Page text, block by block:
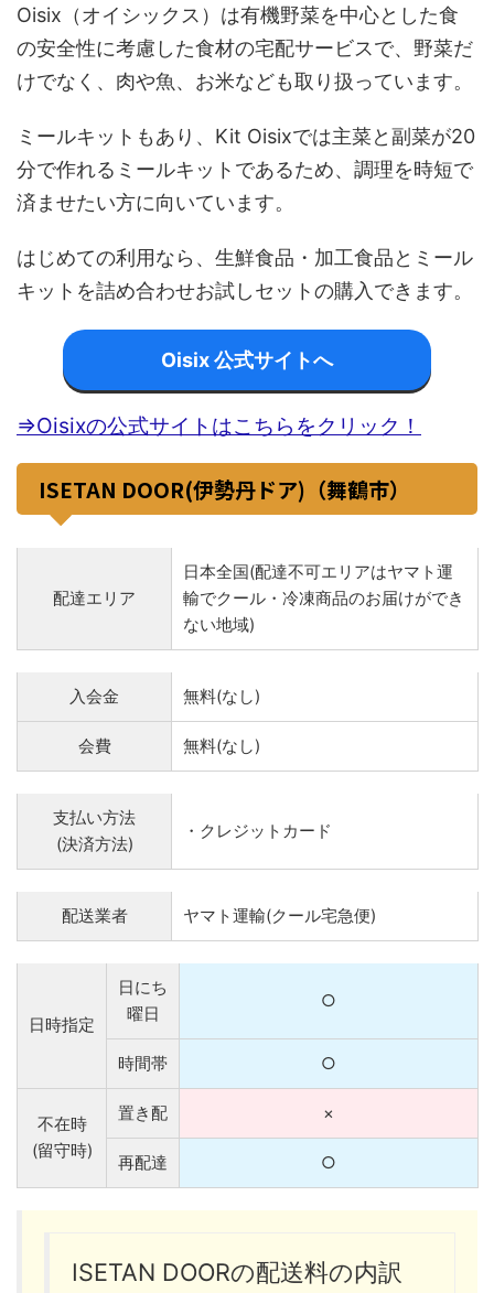
Oisix（オイシックス）は有機野菜を中心とした食
の安全性に考慮した食材の宅配サービスで、野菜だ
けでなく、肉や魚、お米なども取り扱っています。
ミールキットもあり、Kit Oisixでは主菜と副菜が20
分で作れるミールキットであるため、調理を時短で
済ませたい方に向いています。
はじめての利用なら、生鮮食品・加工食品とミール
キットを詰め合わせお試しセットの購入できます。
Oisix 公式サイトへ
⇒Oisixの公式サイトはこちらをクリック！
ISETAN DOOR(伊勢丹ドア)（舞鶴市）
配達エリア
日本全国(配達不可エリアはヤマト運
輸でクール・冷凍商品のお届けができ
ない地域)
入会金 無料(なし)
会費 無料(なし)
支払い方法
(決済方法)
・クレジットカード
配送業者 ヤマト運輸(クール宅急便)
日時指定
日にち
曜日
○
時間帯 ○
不在時
(留守時)
置き配 ×
再配達 ○
ISETAN DOORの配送料の内訳